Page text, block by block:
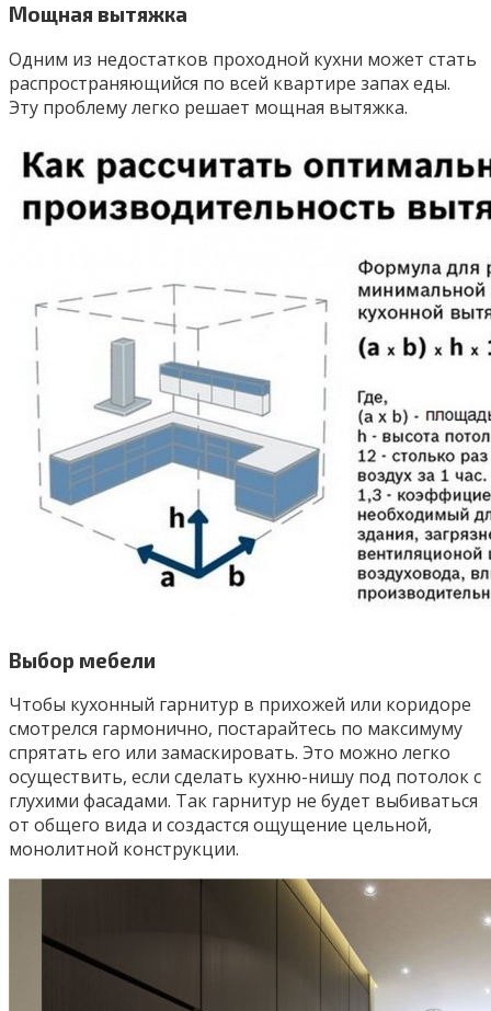
Мощная вытяжка
Одним из недостатков проходной кухни может стать
распространяющийся по всей квартире запах еды.
Эту проблему легко решает мощная вытяжка.
Выбор мебели
Чтобы кухонный гарнитур в прихожей или коридоре
смотрелся гармонично, постарайтесь по максимуму
спрятать его или замаскировать. Это можно легко
осуществить, если сделать кухню-нишу под потолок с
глухими фасадами. Так гарнитур не будет выбиваться
от общего вида и создастся ощущение цельной,
монолитной конструкции.